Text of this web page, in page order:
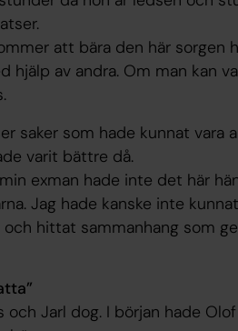
att bära den här sorgen
hjälp av andra. Om man kan
saker som hade kunnat vara
varit bättre då.
exman hade inte det här
Jag hade kanske inte
hittat sammanhang som
och Jarl dog. I början hade